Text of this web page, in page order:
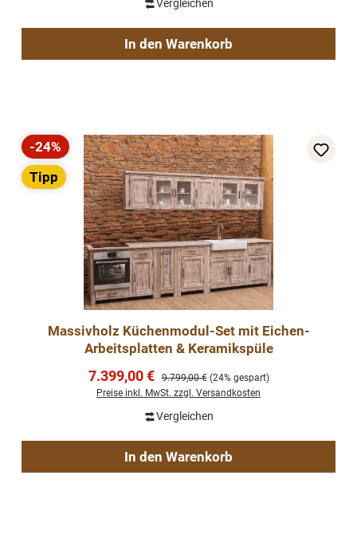
Vergleichen
In den Warenkorb
Rabatt
-24%
Tipp
Massivholz Küchenmodul-Set mit Eichen-
Arbeitsplatten & Keramikspüle
Verkaufspreis:
7.399,00 € Regulärer Preis:
9.799,00 € (24% gespart)
Preise inkl. MwSt. zzgl. Versandkosten
Vergleichen
In den Warenkorb